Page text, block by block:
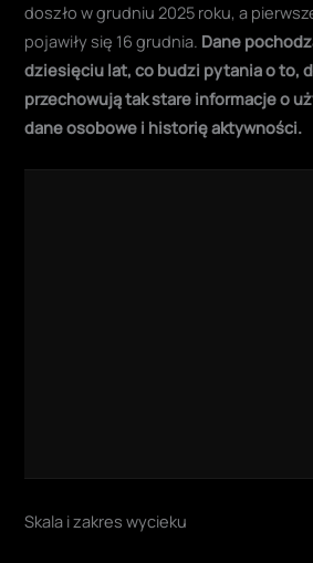
doszło w grudniu 2025 roku, a
pojawiły się 16 grudnia. Dane
dziesięciu lat, co budzi pytania o to,
przechowują tak stare informacje o
dane osobowe i historię aktywności.
Skala i zakres wycieku